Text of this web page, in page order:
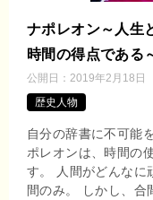
ナポレオン～人生
時間の得点である
公開日： 2019年2月18日
歴史人物
自分の辞書に不可能
ポレオンは、時間の
す。 人間がどんなに
間のみ。 しかし、合